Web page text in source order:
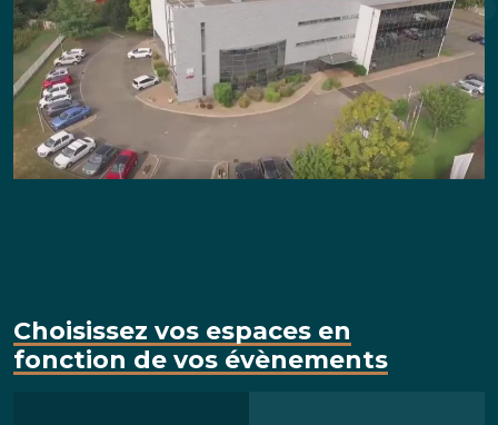
Choisissez vos espaces en
fonction de vos évènements